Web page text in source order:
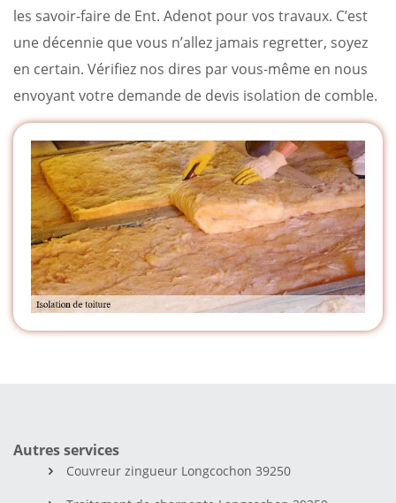
les savoir-faire de Ent. Adenot pour vos travaux. C’est
une décennie que vous n’allez jamais regretter, soyez
en certain. Vérifiez nos dires par vous-même en nous
envoyant votre demande de devis isolation de comble.
Autres services
Couvreur zingueur Longcochon 39250